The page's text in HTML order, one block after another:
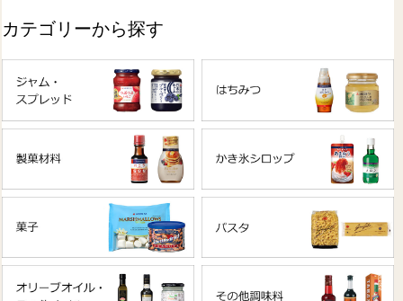
カテゴリーから探す